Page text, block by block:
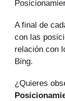
A final de
con las
relación con
Bing.
¿Quieres